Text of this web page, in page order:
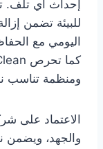
إحداث أي تلف.
للبيئة تضمن
اليومي مع
ومنظمة تناسب
الاعتماد على
والجهد، ويضمن